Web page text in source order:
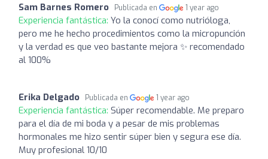
Sam Barnes Romero Publicada en 1 year ago
Experiencia fantástica: Yo la conocí como nutrióloga,
pero me he hecho procedimientos como la micropunción
y la verdad es que veo bastante mejora ✨ recomendado
al 100%
Erika Delgado Publicada en 1 year ago
Experiencia fantástica: Súper recomendable. Me preparo
para el día de mi boda y a pesar de mis problemas
hormonales me hizo sentir súper bien y segura ese día.
Muy profesional 10/10